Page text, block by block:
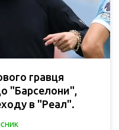
гравця
"Барселони",
в "Реал".